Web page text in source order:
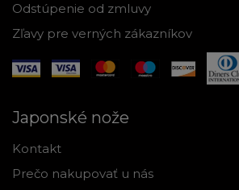
Odstúpenie od zmluvy
Zľavy pre verných zákazníkov
Japonské nože
Kontakt
Prečo nakupovať u nás